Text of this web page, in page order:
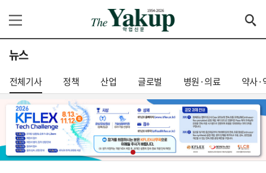
뉴스
전체기사 정책 산업 글로벌 병원·의료 약사·